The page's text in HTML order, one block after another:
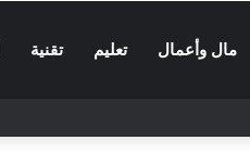
مال وأعمال تعليم تقنية